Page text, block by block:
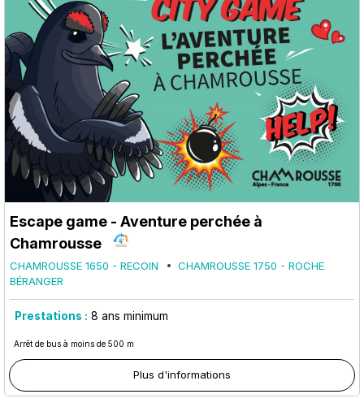
Escape game - Aventure perchée à
Chamrousse
CHAMROUSSE 1650 - RECOIN
CHAMROUSSE 1750 - ROCHE
BÉRANGER
Prestations : 8 ans minimum
Arrêt de bus à moins de 500 m
Plus d'informations